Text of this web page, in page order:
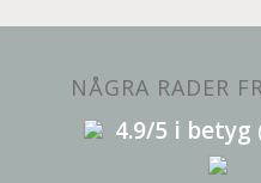
NÅGRA RADER
4.9/5 i betyg